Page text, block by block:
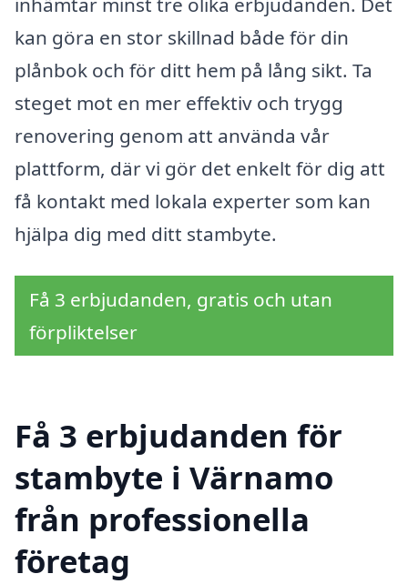
kan göra en stor skillnad både för din
plånbok och för ditt hem på lång sikt. Ta
steget mot en mer effektiv och trygg
renovering genom att använda vår
plattform, där vi gör det enkelt för dig att
få kontakt med lokala experter som kan
hjälpa dig med ditt stambyte.
Få 3 erbjudanden, gratis och utan
förpliktelser
Få 3 erbjudanden för
stambyte i Värnamo
från professionella
företag